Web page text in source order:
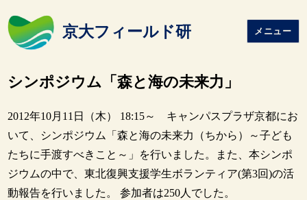
京大フィールド研 メニュー
シンポジウム「森と海の未来力」
2012年10月11日（木） 18:15～ キャンパスプラザ京都にお
いて、シンポジウム「森と海の未来力（ちから）～子ども
たちに手渡すべきこと～」を行いました。また、本シンポ
ジウムの中で、東北復興支援学生ボランティア(第3回)の活
動報告を行いました。 参加者は250人でした。